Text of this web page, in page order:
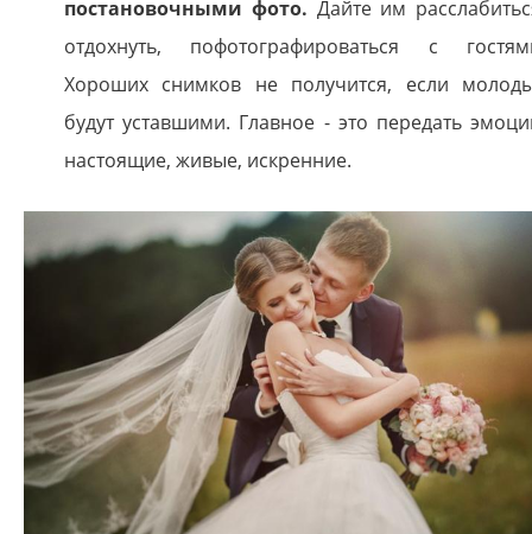
постановочными фото. Дайте им
отдохнуть, пофотографироваться с
Хороших снимков не получится, если
будут уставшими. Главное - это передать
настоящие, живые, искренние.